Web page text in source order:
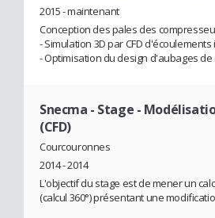
2015 - maintenant
Conception des pales des
- Simulation 3D par CFD
- Optimisation du design d'aubages
Snecma - Stage -
(CFD)
Courcouronnes
2014 - 2014
L'objectif du stage est de mener un
(calcul 360°) présentant une